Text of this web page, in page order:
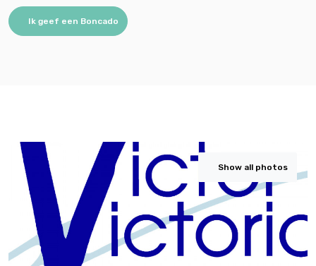
Ik geef een Boncado
Show all photos